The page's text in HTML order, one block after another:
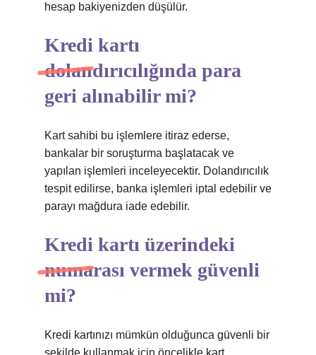
hesap bakiyenizden düşülür.
Kredi kartı
dolandırıcılığında para
geri alınabilir mi?
Kart sahibi bu işlemlere itiraz ederse,
bankalar bir soruşturma başlatacak ve
yapılan işlemleri inceleyecektir. Dolandırıcılık
tespit edilirse, banka işlemleri iptal edebilir ve
parayı mağdura iade edebilir.
Kredi kartı üzerindeki
numarası vermek güvenli
mi?
Kredi kartınızı mümkün olduğunca güvenli bir
şekilde kullanmak için öncelikle kart